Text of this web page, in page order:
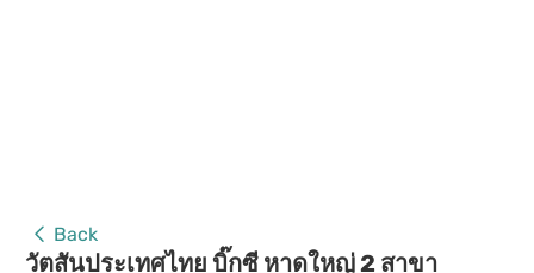
Back
วัตสันประเทศไทย บิ๊กซี หาดใหญ่ 2 สาขา